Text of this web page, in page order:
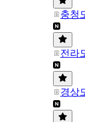
충청
전라
경상